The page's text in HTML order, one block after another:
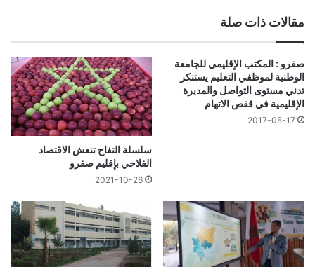
مقالات ذات صلة
صفرو : المكتب الإقليمي للجامعة
الوطنية لموظفي التعليم يستنكر
تدني مستوى التواصل والمديرة
الإقليمية في قفص الاتهام
2017-05-17
سلسلة التفاح تنعش الاقتصاد
الفلاحي بإقليم صفرو
2021-10-26